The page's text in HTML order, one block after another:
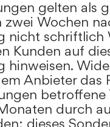
gelten als
zwei Wochen
nicht schriftlich
Kunden auf
hinweisen.
Anbieter das
betroffene
durch
dieses